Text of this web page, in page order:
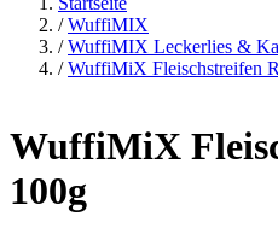
/ WuffiMIX
/ WuffiMIX Leckerlies &
/ WuffiMiX Fleischstreifen
WuffiMiX
100g